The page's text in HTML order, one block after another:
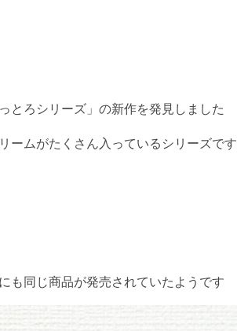
とろシリーズ」の新作を発見しました
ームがたくさん入っているシリーズです
も同じ商品が発売されていたようです